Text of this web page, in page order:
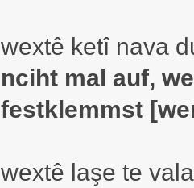
wextê ketî nava
nciht mal auf,
festklemmst
wextê laşe te